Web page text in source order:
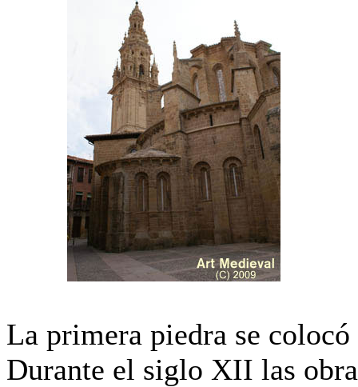
La primera piedra se
Durante el siglo XII las